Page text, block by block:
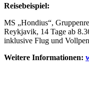
Reisebeispiel:
MS „Hondius“,
Reykjavik, 14 Tage ab
inklusive Flug und
Weitere Informationen: